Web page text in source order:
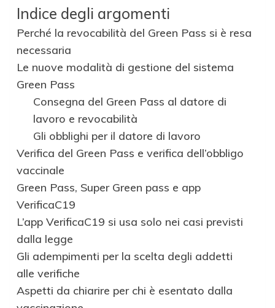
Indice degli argomenti
Perché la revocabilità del Green Pass si è resa
necessaria
Le nuove modalità di gestione del sistema
Green Pass
Consegna del Green Pass al datore di
lavoro e revocabilità
Gli obblighi per il datore di lavoro
Verifica del Green Pass e verifica dell’obbligo
vaccinale
Green Pass, Super Green pass e app
VerificaC19
L’app VerificaC19 si usa solo nei casi previsti
dalla legge
Gli adempimenti per la scelta degli addetti
alle verifiche
Aspetti da chiarire per chi è esentato dalla